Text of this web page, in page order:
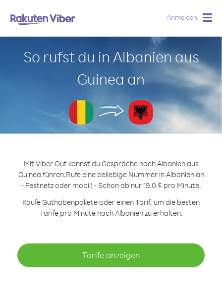
Anmelden
So rufst du in Albanien aus
Guinea an
Mit Viber Out kannst du Gespräche nach Albanien aus
Guinea führen.Rufe eine beliebige Nummer in Albanien an
- Festnetz oder mobil! - Schon ab nur 19.0 ¢ pro Minute.
Kaufe Guthabenpakete oder einen Tarif, um die besten
Tarife pro Minute nach Albanien zu erhalten.
Tarife anzeigen